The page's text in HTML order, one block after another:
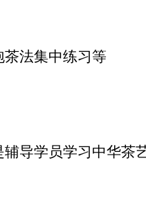
法集中练习等
导学员学习中华茶